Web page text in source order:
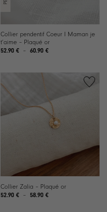
Collier pendentif Coeur I Maman je
t’aime – Plaqué or
52.90 € – 60.90 €Plage
à
Collier Zalia – Plaqué or
52.90 € – 58.90 €Plage